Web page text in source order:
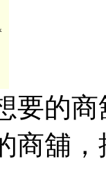
要的商
商舖